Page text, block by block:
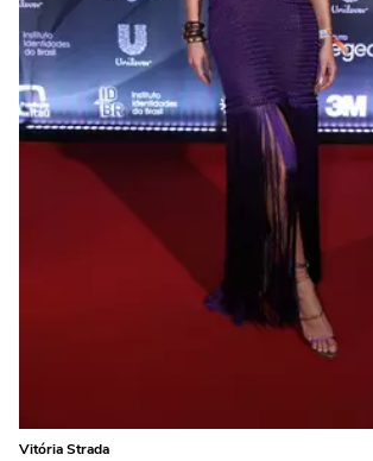
Vitória Strada